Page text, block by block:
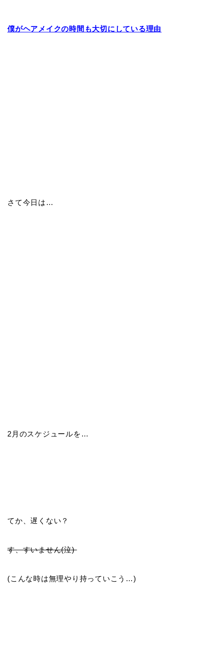
僕がヘアメイクの時間も大切にしている理由
さて今日は…
2月のスケジュールを…
てか、遅くない？
す、すいません(泣)
(こんな時は無理やり持っていこう…)